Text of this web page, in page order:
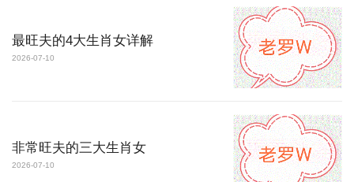
最旺夫的4大生肖女详解
2026-07-10
非常旺夫的三大生肖女
2026-07-10